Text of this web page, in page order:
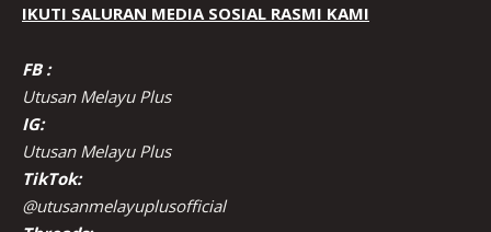
IKUTI SALURAN MEDIA SOSIAL RASMI KAMI
FB :
Utusan Melayu Plus
IG:
Utusan Melayu Plus
TikTok:
@utusanmelayuplusofficial